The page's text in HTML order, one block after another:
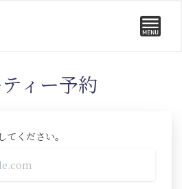
ィー予約
ください。